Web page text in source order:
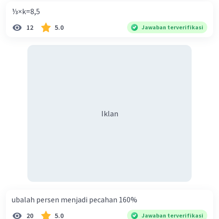
perlu membulatkan hasil ini ke bilangan bulat terdekat.
Dalam hal ini, kita membulatkan ke atas karena kita perlu
menutupi seluruh keliling taman. Jadi, kita membutuhkan
⅓×k=8,5
12 5.0 Jawaban terverifikasi
Iklan
ubalah persen menjadi pecahan 160%
20 5.0 Jawaban terverifikasi